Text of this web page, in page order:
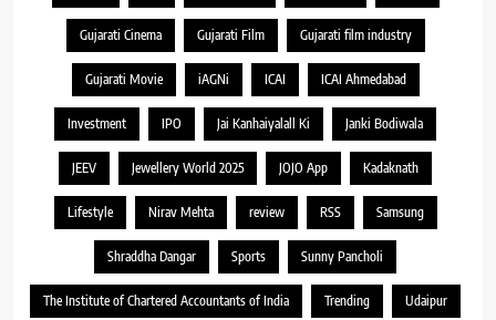
Gujarati Cinema Gujarati Film Gujarati film industry
Gujarati Movie iAGNi ICAI ICAI Ahmedabad
Investment IPO Jai Kanhaiyalall Ki Janki Bodiwala
JEEV Jewellery World 2025 JOJO App Kadaknath
Lifestyle Nirav Mehta review RSS Samsung
Shraddha Dangar Sports Sunny Pancholi
The Institute of Chartered Accountants of India Trending Udaipur